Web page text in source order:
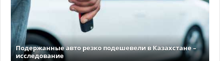
Подержанные авто резко подешевели в Казахстане –
исследование